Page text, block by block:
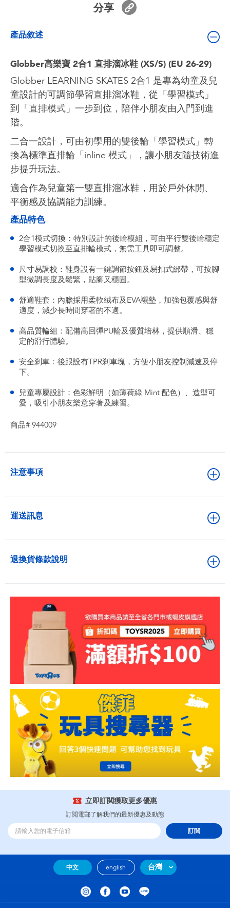
盲盒
角色收藏
生活雜貨
分享
產品敘述
Globber高樂寶 2合1 直排溜冰鞋 (XS/S) (EU 26-29)
Globber LEARNING SKATES 2合1 是專為幼童及兒
童設計的可調節學習直排溜冰鞋，從「學習模式」
到「直排模式」一步到位，陪伴小朋友由入門到進
階。
二合一設計，可由初學用的雙後輪「學習模式」轉
換為標準直排輪「inline 模式」，讓小朋友隨技術進
步提升玩法。
適合作為兒童第一雙直排溜冰鞋，用於戶外休閒、
平衡感及協調能力訓練。
產品特色
2合1模式切換：特別設計的後輪模組，可由平行雙後輪穩定
學習模式切換至直排輪模式，無需工具即可調整。
尺寸易調校：鞋身設有一鍵調節按鈕及易扣式綁帶，可按腳
型微調長度及鬆緊，貼腳又穩固。
舒適鞋套：內膽採用柔軟絨布及EVA襯墊，加強包覆感與舒
適度，減少長時間穿著的不適。
高品質輪組：配備高回彈PU輪及優質培林，提供順滑、穩
定的滑行體驗。
安全剎車：後跟設有TPR剎車塊，方便小朋友控制減速及停
下。
兒童專屬設計：色彩鮮明（如薄荷綠 Mint 配色）、造型可
愛，吸引小朋友樂意穿著及練習。
商品# 944009
注意事項
運送訊息
退換貨條款說明
立即訂閲獲取更多優惠
訂閲電郵了解我們的最新優惠及動態
訂閲
中文 english 台灣